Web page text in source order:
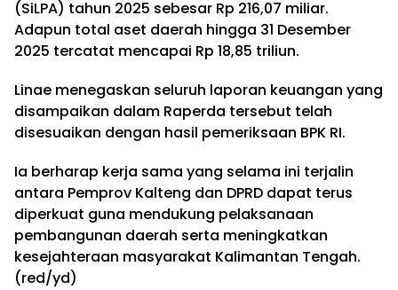
(SiLPA) tahun 2025 sebesar Rp 216,07 miliar.
Adapun total aset daerah hingga 31 Desember
2025 tercatat mencapai Rp 18,85 triliun.
Linae menegaskan seluruh laporan keuangan yang
disampaikan dalam Raperda tersebut telah
disesuaikan dengan hasil pemeriksaan BPK RI.
Ia berharap kerja sama yang selama ini terjalin
antara Pemprov Kalteng dan DPRD dapat terus
diperkuat guna mendukung pelaksanaan
pembangunan daerah serta meningkatkan
kesejahteraan masyarakat Kalimantan Tengah.
(red/yd)